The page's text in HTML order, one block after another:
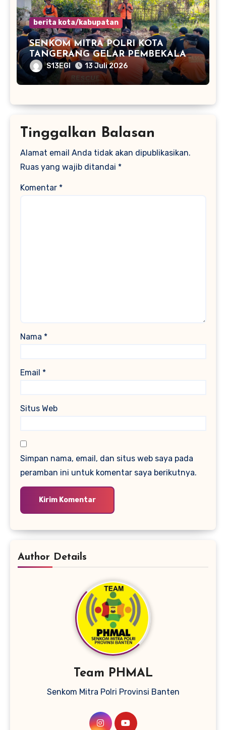
berita kota/kabupatan
SENKOM MITRA POLRI KOTA
TANGERANG GELAR PEMBEKALAN
SAR KEBENCANAAN DI KUNCIRAN
S13EGI 13 Juli 2026
Tinggalkan Balasan
Alamat email Anda tidak akan dipublikasikan.
Ruas yang wajib ditandai *
Komentar *
Nama *
Email *
Situs Web
Simpan nama, email, dan situs web saya pada
peramban ini untuk komentar saya berikutnya.
Author Details
Team PHMAL
Senkom Mitra Polri Provinsi Banten